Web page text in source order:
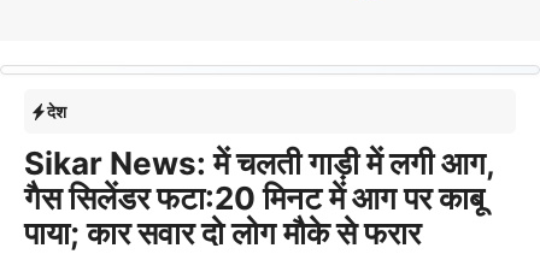
देश
Sikar News: में चलती गाड़ी में लगी आग,
गैस सिलेंडर फटा:20 मिनट में आग पर काबू
पाया; कार सवार दो लोग मौके से फरार